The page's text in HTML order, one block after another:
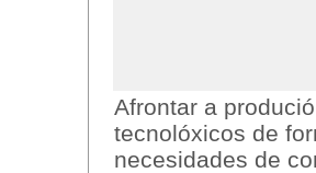
Afrontar a
tecnolóxicos de
necesidades de